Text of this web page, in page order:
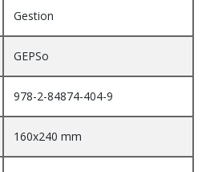
Gestion
GEPSo
978-2-84874-404-9
160x240 mm